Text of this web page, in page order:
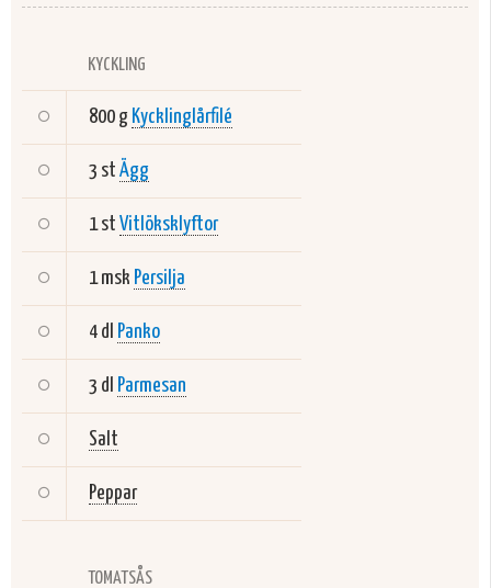
KYCKLING
800 g Kycklinglårfilé
3 st Ägg
1 st Vitlöksklyftor
1 msk Persilja
4 dl Panko
3 dl Parmesan
Salt
Peppar
TOMATSÅS